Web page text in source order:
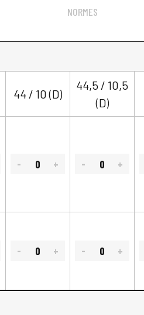
NORMES
44 / 10 (D)
44,5 / 10,5
(D)